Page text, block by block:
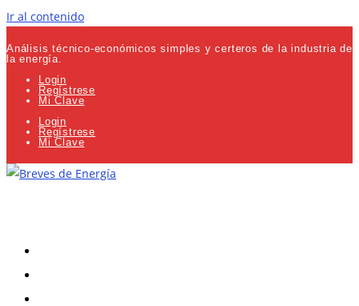
Ir al contenido
Análisis técnico-económicos simples y certeros de la industria de
la energía.
Login
Regístrese
Mi Clave
Login
Regístrese
Mi Clave